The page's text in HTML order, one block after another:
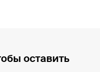
оставить